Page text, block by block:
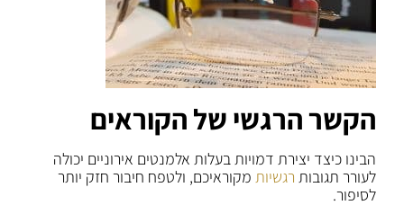
הקשר הרגשי של הקוראים
הבינו כיצד יצירת דמויות בעלות אלמנטים אירוניים יכולה
לעורר תגובות רגשיות מקוראיכם, ולטפח חיבור חזק יותר
לסיפור.